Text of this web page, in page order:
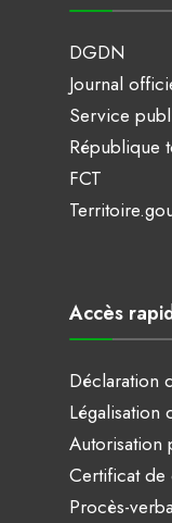
DGDN
Journal
Service
République
FCT
Accès
Déclaration
Légalisation
Autorisation
Certificat de
Procès-